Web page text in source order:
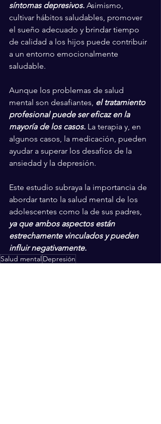
síntomas depresivos. Asimismo,
cultivar hábitos saludables, promover
el sueño adecuado y brindar tiempo
de calidad a los hijos puede contribuir
a un entorno emocionalmente
saludable.
Aunque los problemas de salud
mental son desafiantes, el tratamiento
profesional puede ser eficaz en la
mayoría de los casos. La terapia y, en
algunos casos, la medicación, pueden
ayudar a superar los desafíos de la
ansiedad y la depresión.
Este estudio subraya la importancia de
abordar tanto la salud mental de los
adolescentes como la de sus padres,
ya que ambos aspectos están
estrechamente vinculados y pueden
influir negativamente.
Salud mental Depresión